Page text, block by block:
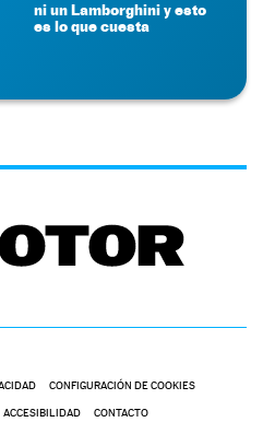
ni un Lamborghini y esto
es lo que cuesta
CONFIGURACIÓN DE COOKIES
ACCESIBILIDAD CONTACTO